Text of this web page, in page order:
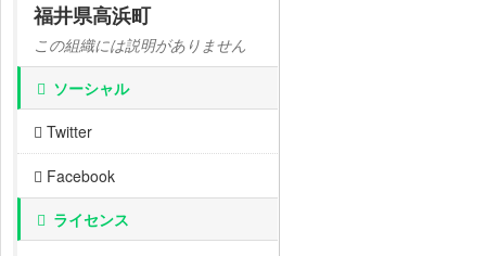
福井県高浜町
この組織には説明がありません
ソーシャル
Twitter
Facebook
ライセンス